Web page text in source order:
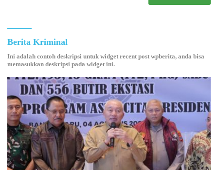
Berita Kriminal
Ini adalah contoh deskripsi untuk widget recent post wpberita, anda bisa
memasukkan deskripsi pada widget ini.